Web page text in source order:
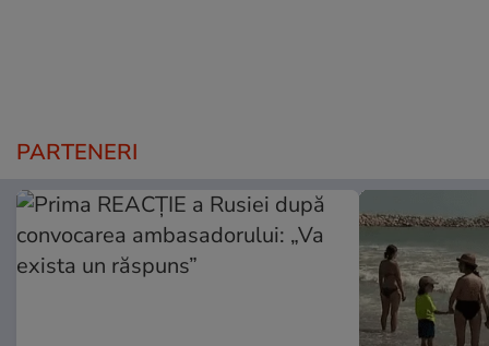
PARTENERI